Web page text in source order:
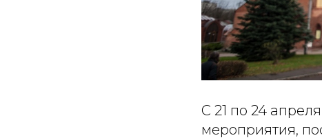
С 21 по 24
мероприятия,